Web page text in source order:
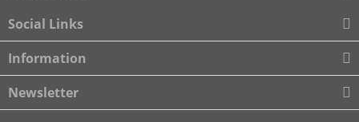
Social Links
Information
Newsletter